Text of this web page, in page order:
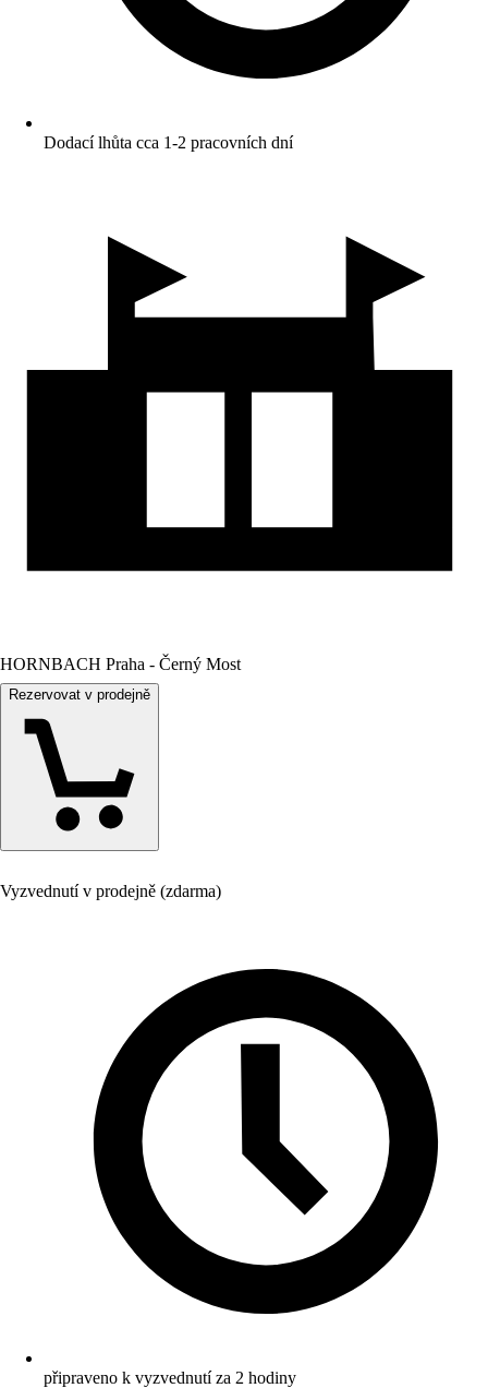
Dodací lhůta cca 1-2 pracovních dní
HORNBACH Praha - Černý Most
Rezervovat v prodejně
Vyzvednutí v prodejně (zdarma)
připraveno k vyzvednutí za 2 hodiny